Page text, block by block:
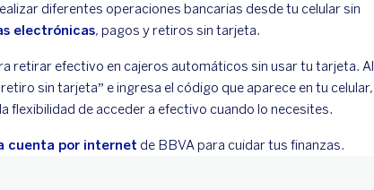
diferentes operaciones bancarias desde tu celular sin
electrónicas, pagos y retiros sin tarjeta.
retirar efectivo en cajeros automáticos sin usar tu tarjeta. Al
sin tarjeta” e ingresa el código que aparece en tu celular,
flexibilidad de acceder a efectivo cuando lo necesites.
cuenta por internet de BBVA para cuidar tus finanzas.